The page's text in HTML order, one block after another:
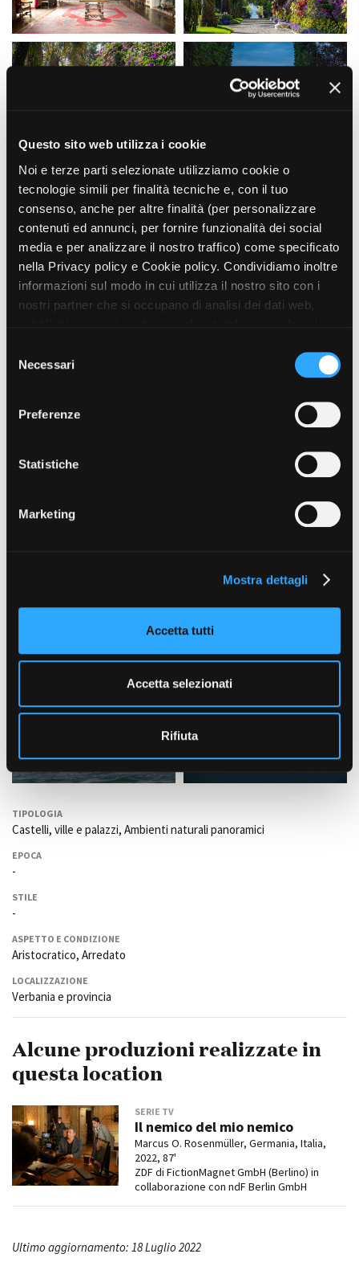
Questo sito web utilizza i cookie
Noi e terze parti selezionate utilizziamo cookie o
tecnologie simili per finalità tecniche e, con il tuo
consenso, anche per altre finalità (per personalizzare
contenuti ed annunci, per fornire funzionalità dei social
media e per analizzare il nostro traffico) come specificato
nella Privacy policy e Cookie policy. Condividiamo inoltre
informazioni sul modo in cui utilizza il nostro sito con i
nostri partner che si occupano di analisi dei dati web,
raccolto dal suo utilizzo dei loro servizi. Puoi liberamente
prestare, rifiutare o revocare il tuo consenso, in qualsiasi
momento. Puoi acconsentire all’utilizzo di tali tecnologie
utilizzando il pulsante “Accetta tutto”. Chiudendo questa
Necessari
Preferenze
Statistiche
Marketing
Mostra dettagli
Accetta tutti
Accetta selezionati
Rifiuta
LOCATION GUIDE
FILM DATABASE
CASTING
Newsletter
Lavora con noi
Stage - Tirocini - Scuola e
Lavoro
Elenco Operatori Economici
per affidamento lavori in
Amministrazione trasparente
Bandi e gare
Cookie policy
TIPOLOGIA
Castelli, ville e palazzi, Ambienti naturali panoramici
EPOCA
-
STILE
-
ASPETTO E CONDIZIONE
Aristocratico, Arredato
LOCALIZZAZIONE
Verbania e provincia
Alcune produzioni realizzate in
questa location
SERIE TV
Il nemico del mio nemico
Marcus O. Rosenmüller, Germania, Italia,
2022, 87'
ZDF di FictionMagnet GmbH (Berlino) in
collaborazione con ndF Berlin GmbH
Ultimo aggiornamento: 18 Luglio 2022